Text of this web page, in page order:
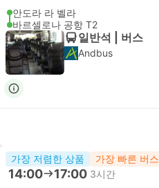
안도라 라 벨라
바르셀로나 공항 T2
일반석 | 버스
Andbus
가장 저렴한 상품 가장 빠른 버스
14:00 17:00 3시간